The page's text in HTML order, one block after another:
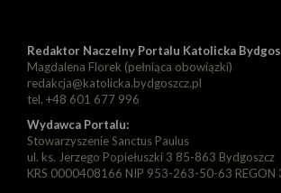
Redaktor Naczelny Portalu Katolicka
Magdalena Florek (pełniąca obowiązki)
redakcja@katolicka.bydgoszcz.pl
tel. +48 601 677 996
Wydawca Portalu:
Stowarzyszenie Sanctus Paulus
ul. ks. Jerzego Popiełuszki 3 85-863 Bydgoszcz
KRS 0000408166 NIP 953-263-50-63